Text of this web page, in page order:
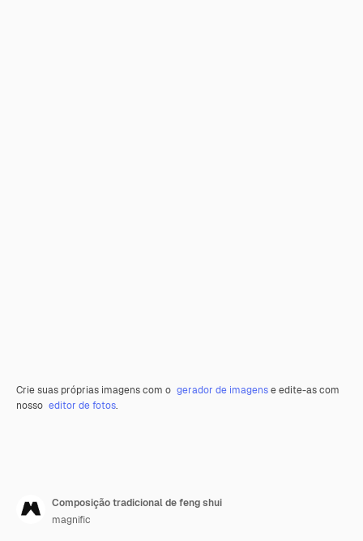
Crie suas próprias imagens com o gerador de imagense edite-as com
nosso editor de fotos.
Composição tradicional de feng shui
magnific